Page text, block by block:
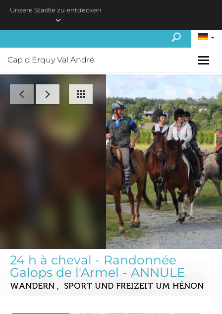
Unsere Städte zu entdecken
Cap d'Erquy Val André
24 h à cheval - Randonnée
Galops de l'Armel - ANNULE
WANDERN , SPORT UND FREIZEIT UM HÉNON